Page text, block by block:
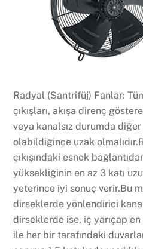
Radyal (Santrifüj) Fanlar:
çıkışları, akışa direnç
veya kanalsız durumda
olabildiğince uzak
çıkışındaki esnek
yüksekliğinin en az 3 katı
yeterince iyi sonuç verir.Bu
dirseklerde yönlendirici
dirseklerde ise, iç yarıçap en
ile her bir tarafındaki